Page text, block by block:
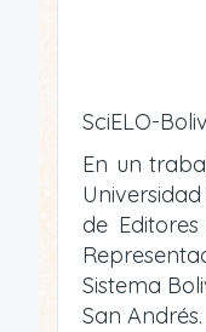
SciELO-
En un
de
Sistema
San Andrés.